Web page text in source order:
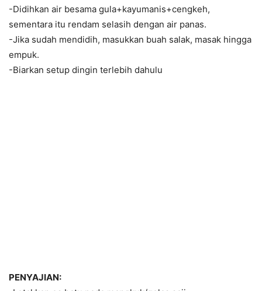
-Didihkan air besama gula+kayumanis+cengkeh,
sementara itu rendam selasih dengan air panas.
-Jika sudah mendidih, masukkan buah salak, masak hingga
empuk.
-Biarkan setup dingin terlebih dahulu
PENYAJIAN: